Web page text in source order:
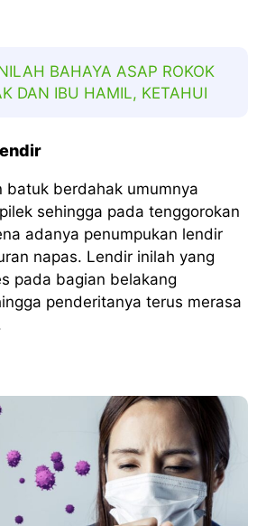
BAHAYA ASAP ROKOK
DAN IBU HAMIL, KETAHUI
batuk berdahak umumnya
sehingga pada tenggorokan
adanya penumpukan lendir
napas. Lendir inilah yang
pada bagian belakang
penderitanya terus merasa